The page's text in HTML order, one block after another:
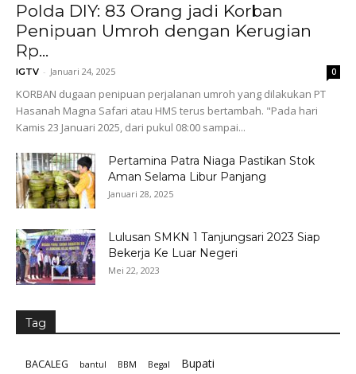
Polda DIY: 83 Orang jadi Korban
Penipuan Umroh dengan Kerugian
Rp...
IGTV - Januari 24, 2025 0
KORBAN dugaan penipuan perjalanan umroh yang dilakukan PT
Hasanah Magna Safari atau HMS terus bertambah. "Pada hari
Kamis 23 Januari 2025, dari pukul 08:00 sampai...
Pertamina Patra Niaga Pastikan Stok
Aman Selama Libur Panjang
Januari 28, 2025
Lulusan SMKN 1 Tanjungsari 2023 Siap
Bekerja Ke Luar Negeri
Mei 22, 2023
Tag
BACALEG bantul BBM Begal Bupati